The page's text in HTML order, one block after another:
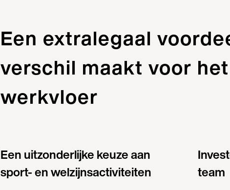
Een extralegaal
verschil maakt voor
werkvloer
Een uitzonderlijke keuze aan
sport- en welzijnsactiviteiten
team